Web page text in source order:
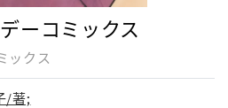
ーコミックス
ックス
/著;